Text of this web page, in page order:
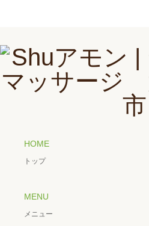
HOME
トップ
MENU
メニュー